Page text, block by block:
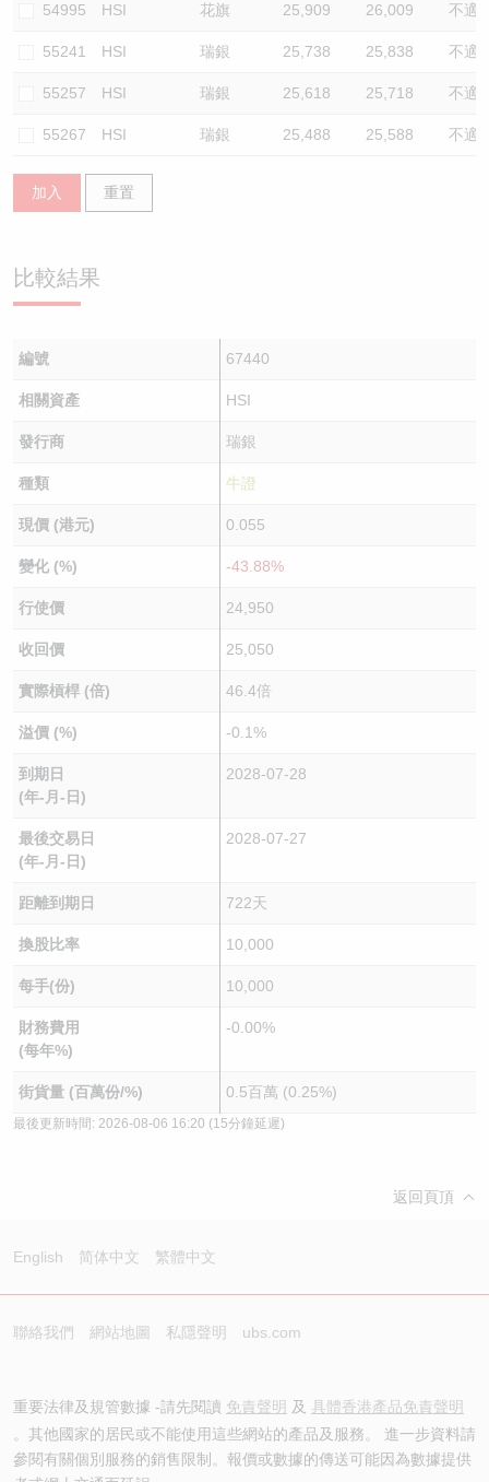
54995 HSI 花旗 25,909 26,009 不適
55241 HSI 瑞銀 25,738 25,838 不適
55257 HSI 瑞銀 25,618 25,718 不適
55267 HSI 瑞銀 25,488 25,588 不適
加入 重置
比較結果
編號 67440
相關資產 HSI
發行商 瑞銀
種類 牛證
現價 (港元) 0.055
變化 (%) -43.88%
行使價 24,950
收回價 25,050
實際槓桿 (倍) 46.4倍
溢價 (%) -0.1%
到期日
(年-月-日)
2028-07-28
最後交易日
(年-月-日)
2028-07-27
距離到期日 722天
換股比率 10,000
每手(份) 10,000
財務費用
(每年%)
-0.00%
街貨量 (百萬份/%) 0.5百萬 (0.25%)
最後更新時間: 2026-08-06 16:20 (15分鐘延遲)
返回頁頂
English 简体中文 繁體中文
聯絡我們 網站地圖 私隱聲明 ubs.com
重要法律及規管數據 -請先閱讀 免責聲明 及 具體香港產品免責聲明
。其他國家的居民或不能使用這些網站的產品及服務。 進一步資料請
參閱有關個別服務的銷售限制。報價或數據的傳送可能因為數據提供